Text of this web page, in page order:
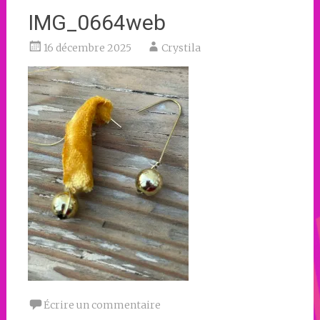
IMG_0664web
16 décembre 2025 Crystila
Écrire un commentaire